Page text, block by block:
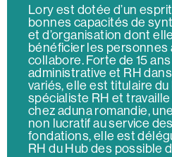
Lory est dotée d’un
bonnes capacités de
et d’organisation dont
bénéficier les
collabore. Forte de 15
administrative et RH
variés, elle est titulaire
spécialiste RH et
chez aduna romandie,
non lucratif au service
fondations, elle est
RH du Hub des possible